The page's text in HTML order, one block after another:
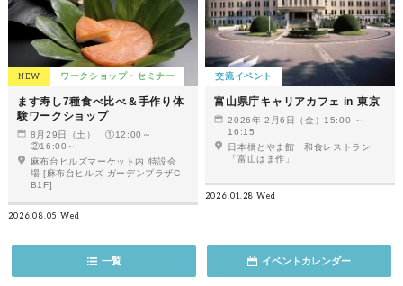
NEW ワークショップ・セミナー
ます寿し7種食べ比べ＆手作り体
験ワークショップ
8月29日（土） ①12:00～
②16:00～
麻布台ヒルズマーケット内 特設会
場 [麻布台ヒルズ ガーデンプラザC
B1F]
2026.08.05 Wed
交流イベント
富山県庁キャリアカフェ in 東京
2026年 2月6日（金）15:00 ～
16:15
日本橋とやま館 和食レストラン
「富山はま作」
2026.01.28 Wed
一覧 イベントカレンダー